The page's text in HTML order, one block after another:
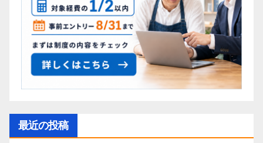
最近の投稿